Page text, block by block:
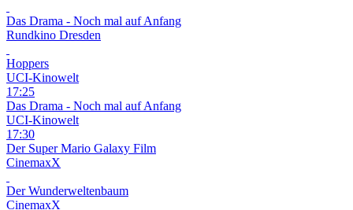
Das Drama - Noch mal auf Anfang
Rundkino Dresden
Hoppers
UCI-Kinowelt
17:25
Das Drama - Noch mal auf Anfang
UCI-Kinowelt
17:30
Der Super Mario Galaxy Film
CinemaxX
Der Wunderweltenbaum
CinemaxX